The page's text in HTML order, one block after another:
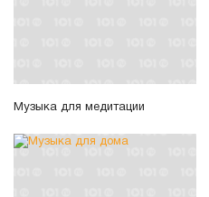
Музыка для медитации